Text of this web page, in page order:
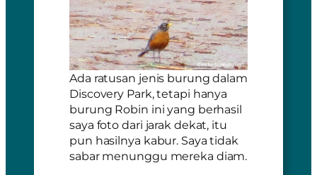
Ada ratusan jenis burung dalam
Discovery Park, tetapi hanya
burung Robin ini yang berhasil
saya foto dari jarak dekat, itu
pun hasilnya kabur. Saya tidak
sabar menunggu mereka diam.